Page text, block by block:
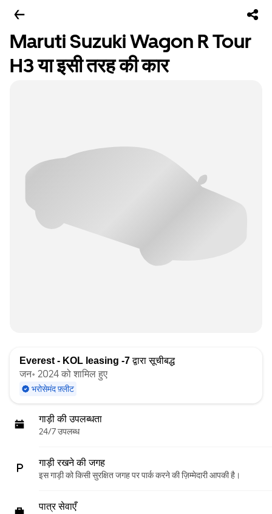
Maruti Suzuki Wagon R Tour
H3 या इसी तरह की कार
Everest - KOL leasing -7द्वारा सूचीबद्ध
जन॰ 2024 को शामिल हुए
भरोसेमंद फ़्लीट
गाड़ी की उपलब्धता
24/7 उपलब्ध
गाड़ी रखने की जगह
इस गाड़ी को किसी सुरक्षित जगह पर पार्क करने की ज़िम्मेदारी आपकी है।
पात्र सेवाएँ